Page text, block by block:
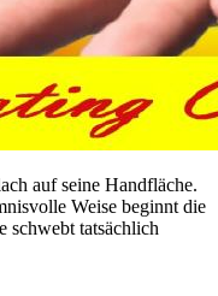
auf seine Handfläche.
Weise beginnt die
schwebt tatsächlich